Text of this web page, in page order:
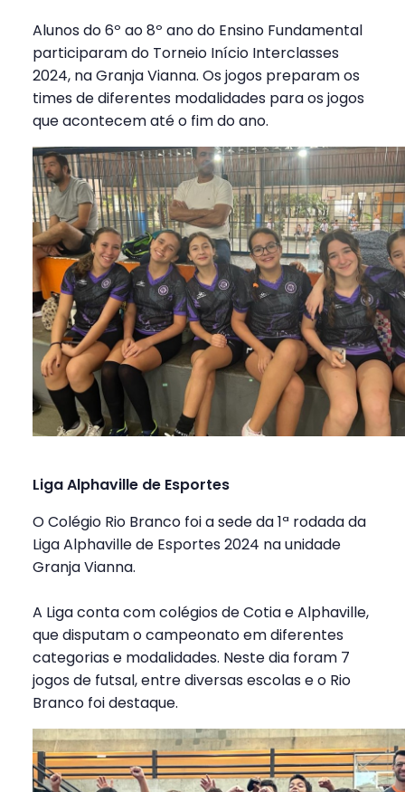
Alunos do 6º ao 8º ano do Ensino Fundamental
participaram do Torneio Início Interclasses
2024, na Granja Vianna. Os jogos preparam os
times de diferentes modalidades para os jogos
que acontecem até o fim do ano.
Liga Alphaville de Esportes
O Colégio Rio Branco foi a sede da 1ª rodada da
Liga Alphaville de Esportes 2024 na unidade
Granja Vianna.
A Liga conta com colégios de Cotia e Alphaville,
que disputam o campeonato em diferentes
categorias e modalidades. Neste dia foram 7
jogos de futsal, entre diversas escolas e o Rio
Branco foi destaque.